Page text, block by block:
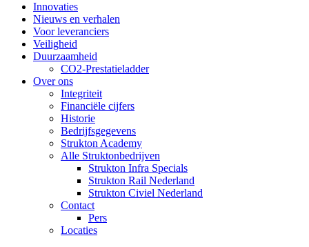
Innovaties
Nieuws en verhalen
Voor leveranciers
Veiligheid
Duurzaamheid
CO2-Prestatieladder
Over ons
Integriteit
Financiële cijfers
Historie
Bedrijfsgegevens
Strukton Academy
Alle Struktonbedrijven
Strukton Infra Specials
Strukton Rail Nederland
Strukton Civiel Nederland
Contact
Pers
Locaties